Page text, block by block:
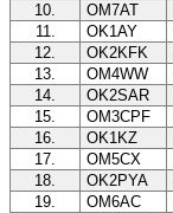
10.
OM7AT
11.
OK1AY
12.
OK2KFK
13.
OM4WW
14.
OK2SAR
15.
OM3CPF
16.
OK1KZ
17.
OM5CX
18.
OK2PYA
19.
OM6AC